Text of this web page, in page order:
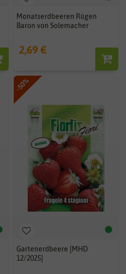
Monatserdbeeren Rügen
Baron von Solemacher
2,69 €
-50%
Gartenerdbeere [MHD
12/2025]